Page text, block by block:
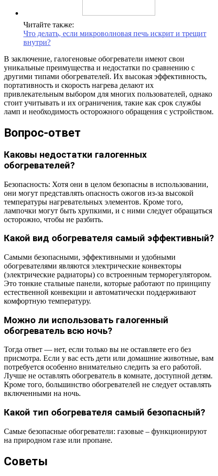
Читайте также:
Что делать, если микроволновая печь искрит и трещит
внутри?
В заключение, галогеновые обогреватели имеют свои
уникальные преимущества и недостатки по сравнению с
другими типами обогревателей. Их высокая эффективность,
портативность и скорость нагрева делают их
привлекательным выбором для многих пользователей, однако
стоит учитывать и их ограничения, такие как срок службы
ламп и необходимость осторожного обращения с устройством.
Вопрос-ответ
Каковы недостатки галогенных
обогревателей?
Безопасность: Хотя они в целом безопасны в использовании,
они могут представлять опасность ожогов из-за высокой
температуры нагревательных элементов. Кроме того,
лампочки могут быть хрупкими, и с ними следует обращаться
осторожно, чтобы не разбить.
Какой вид обогревателя самый эффективный?
Самыми безопасными, эффективными и удобными
обогревателями являются электрические конвекторы
(электрические радиаторы) со встроенным терморегулятором.
Это тонкие стальные панели, которые работают по принципу
естественной конвекции и автоматически поддерживают
комфортную температуру.
Можно ли использовать галогенный
обогреватель всю ночь?
Тогда ответ — нет, если только вы не оставляете его без
присмотра. Если у вас есть дети или домашние животные, вам
потребуется особенно внимательно следить за его работой.
Лучше не оставлять обогреватель в комнате, доступной детям.
Кроме того, большинство обогревателей не следует оставлять
включенными на ночь.
Какой тип обогревателя самый безопасный?
Самые безопасные обогреватели: газовые – функционируют
на природном газе или пропане.
Советы